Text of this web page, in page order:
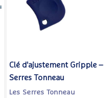
Clé d'ajustement Gripple –
Serres Tonneau
Les Serres Tonneau